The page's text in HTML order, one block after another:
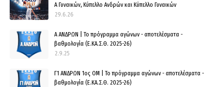
Α Γυναικών, Κύπελλο Ανδρών και Κύπελλο Γυναικών
29.6.26
Α ΑΝΔΡΩΝ | Το πρόγραμμα αγώνων - αποτελέσματα -
βαθμολογία (Ε.ΚΑ.Σ.Θ. 2025-26)
2.9.25
Γ1 ΑΝΔΡΩΝ 1ος ΟΜ | Το πρόγραμμα αγώνων - αποτελέσματα -
βαθμολογία (Ε.ΚΑ.Σ.Θ. 2025-26)